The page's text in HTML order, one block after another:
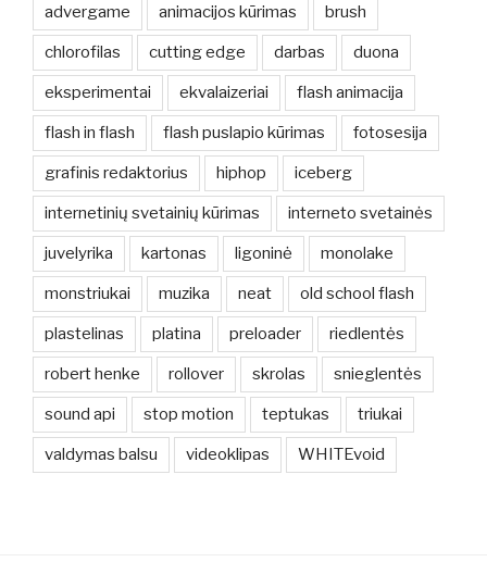
advergame animacijos kūrimas brush
chlorofilas cutting edge darbas duona
eksperimentai ekvalaizeriai flash animacija
flash in flash flash puslapio kūrimas fotosesija
grafinis redaktorius hiphop iceberg
internetinių svetainių kūrimas interneto svetainės
juvelyrika kartonas ligoninė monolake
monstriukai muzika neat old school flash
plastelinas platina preloader riedlentės
robert henke rollover skrolas snieglentės
sound api stop motion teptukas triukai
valdymas balsu videoklipas WHITEvoid